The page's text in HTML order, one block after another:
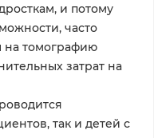
и потому
часто
томографию
затрат на
так и детей с